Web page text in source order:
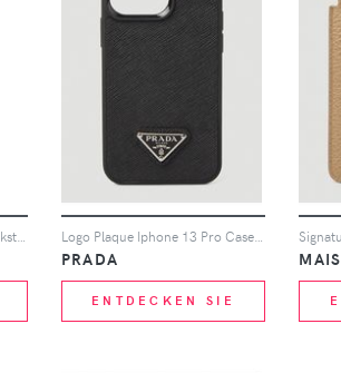
Valentino Garavani VLTN 'Rockstud' iPhone X Max-Hülle - Rot Logo Plaque Iphone 13 Pro Case - Mann Tech One Size
PRADA
ENTDECKEN SIE